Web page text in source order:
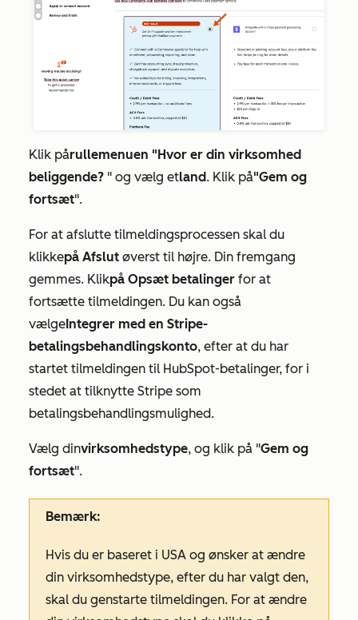
Klik pårullemenuen "Hvor er din virksomhed
beliggende? " og vælg etland. Klik på"Gem og
fortsæt".
For at afslutte tilmeldingsprocessen skal du
klikkepå Afslut øverst til højre. Din fremgang
gemmes. Klikpå Opsæt betalinger for at
fortsætte tilmeldingen. Du kan også
vælgeIntegrer med en Stripe-
betalingsbehandlingskonto, efter at du har
startet tilmeldingen til HubSpot-betalinger, for i
stedet at tilknytte Stripe som
betalingsbehandlingsmulighed.
Vælg dinvirksomhedstype, og klik på "Gem og
fortsæt".
Bemærk:
Hvis du er baseret i USA og ønsker at ændre
din virksomhedstype, efter du har valgt den,
skal du genstarte tilmeldingen. For at ændre